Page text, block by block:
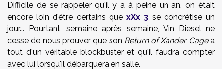
Difficile de se rappeler qu'il y a à peine un an, on était
encore loin d'être certains quexXx 3 se concrétise un
jour... Pourtant, semaine après semaine, Vin Diesel ne
cesse de nous prouver que son Return of Xander Cagea
tout d'un véritable blockbuster et qu'il faudra compter
avec lui lorsqu'il débarquera en salle.